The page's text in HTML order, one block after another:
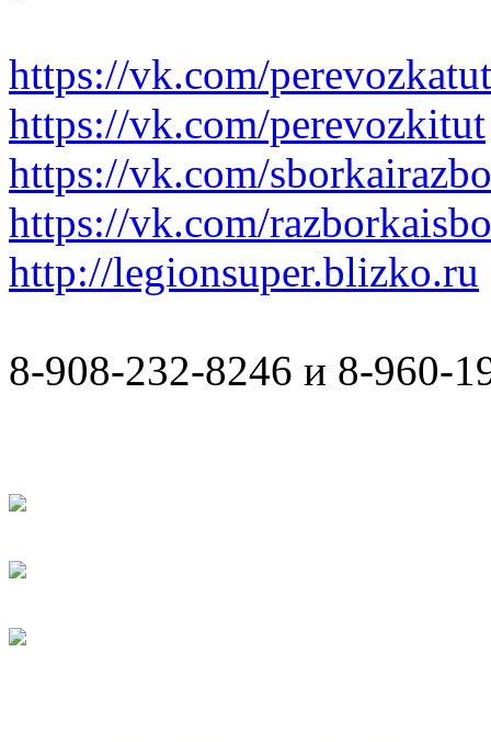
https://vk.com/perevozkatut
https://vk.com/perevozkitut
https://vk.com/
https://vk.com/
http://legionsuper.blizko.ru
8-908-232-8246 и 8-960-